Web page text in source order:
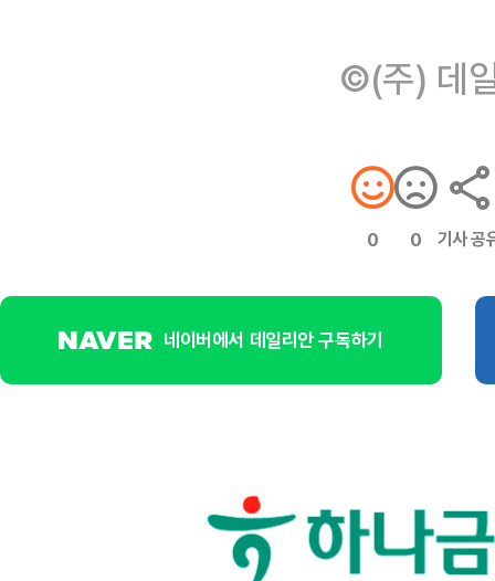
©(주) 데
0 0 기사 공
네이버에서 데일리안 구독하기